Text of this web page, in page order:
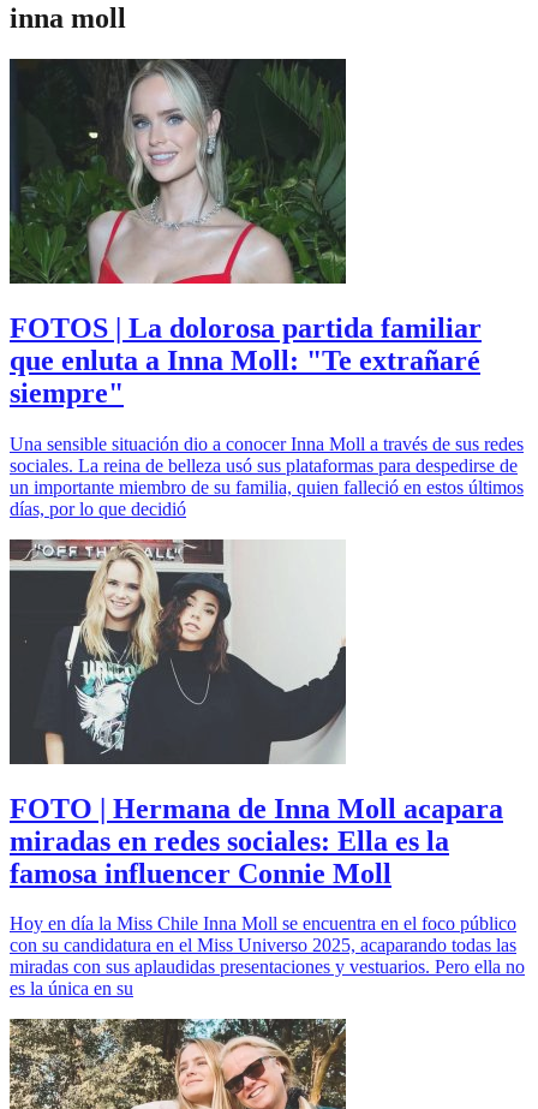
inna moll
FOTOS | La dolorosa partida familiar
que enluta a Inna Moll: "Te extrañaré
siempre"
Una sensible situación dio a conocer Inna Moll a través de sus redes
sociales. La reina de belleza usó sus plataformas para despedirse de
un importante miembro de su familia, quien falleció en estos últimos
días, por lo que decidió
FOTO | Hermana de Inna Moll acapara
miradas en redes sociales: Ella es la
famosa influencer Connie Moll
Hoy en día la Miss Chile Inna Moll se encuentra en el foco público
con su candidatura en el Miss Universo 2025, acaparando todas las
miradas con sus aplaudidas presentaciones y vestuarios. Pero ella no
es la única en su